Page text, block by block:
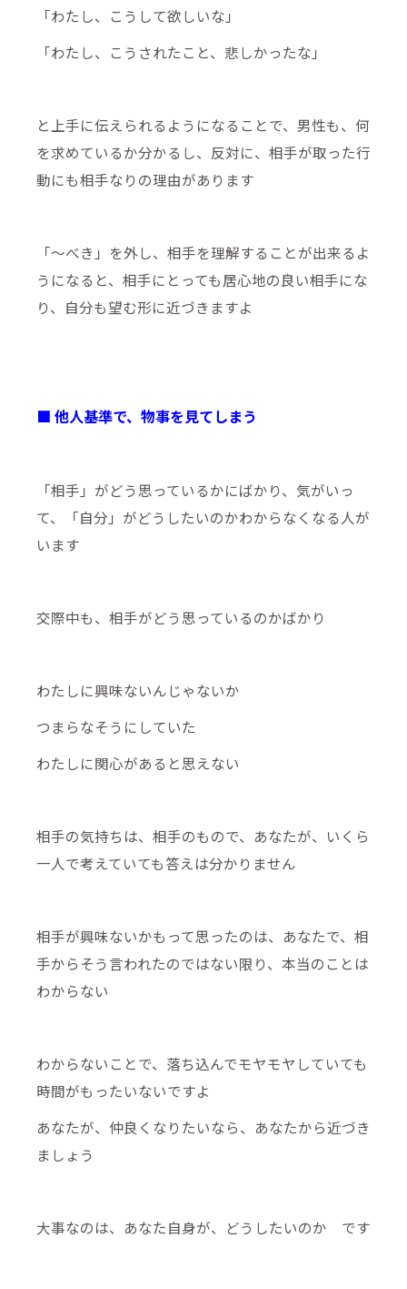
「わたし、こうして欲しいな」
「わたし、こうされたこと、悲しかったな」
と上手に伝えられるようになることで、男性も、何
を求めているか分かるし、反対に、相手が取った行
動にも相手なりの理由があります
「～べき」を外し、相手を理解することが出来るよ
うになると、相手にとっても居心地の良い相手にな
り、自分も望む形に近づきますよ
■ 他人基準で、物事を見てしまう
「相手」がどう思っているかにばかり、気がいっ
て、「自分」がどうしたいのかわからなくなる人が
います
交際中も、相手がどう思っているのかばかり
わたしに興味ないんじゃないか
つまらなそうにしていた
わたしに関心があると思えない
相手の気持ちは、相手のもので、あなたが、いくら
一人で考えていても答えは分かりません
相手が興味ないかもって思ったのは、あなたで、相
手からそう言われたのではない限り、本当のことは
わからない
わからないことで、落ち込んでモヤモヤしていても
時間がもったいないですよ
あなたが、仲良くなりたいなら、あなたから近づき
ましょう
大事なのは、あなた自身が、どうしたいのか です